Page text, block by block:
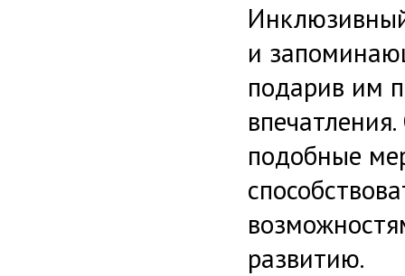
и
подарив им
подобные
развитию.